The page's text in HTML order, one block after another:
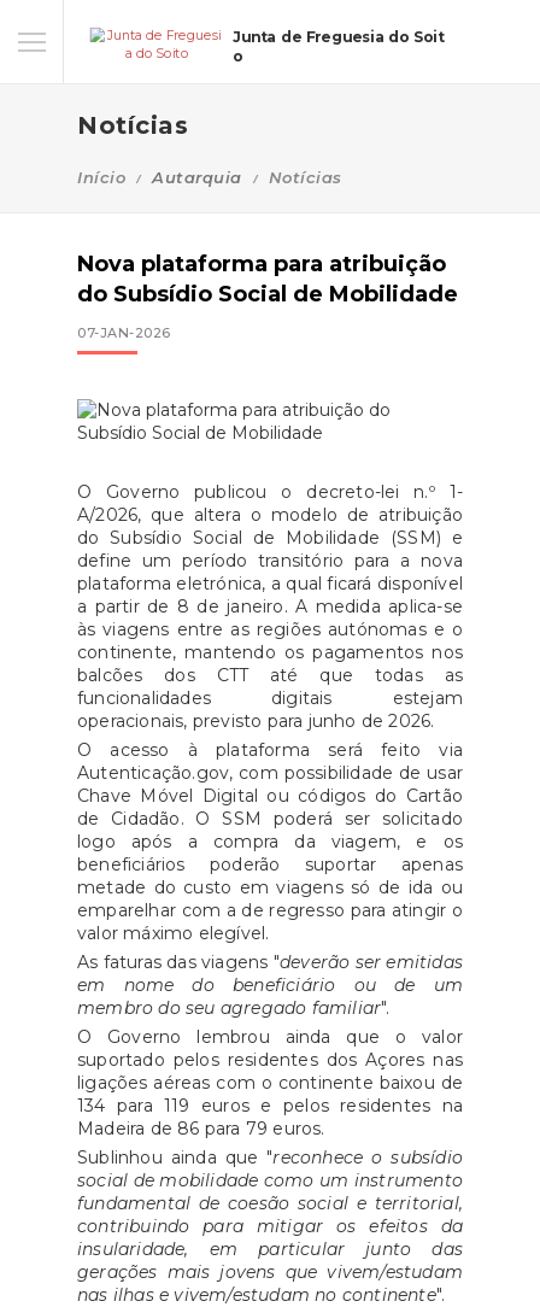
Junta de Freguesia do Soit
o
Notícias
Início Autarquia Notícias
Nova plataforma para atribuição
do Subsídio Social de Mobilidade
07-JAN-2026
O Governo publicou o decreto-lei n.º 1-
A/2026, que altera o modelo de atribuição
do Subsídio Social de Mobilidade (SSM) e
define um período transitório para a nova
plataforma eletrónica, a qual ficará disponível
a partir de 8 de janeiro. A medida aplica-se
às viagens entre as regiões autónomas e o
continente, mantendo os pagamentos nos
balcões dos CTT até que todas as
funcionalidades digitais estejam
operacionais, previsto para junho de 2026.
O acesso à plataforma será feito via
Autenticação.gov, com possibilidade de usar
Chave Móvel Digital ou códigos do Cartão
de Cidadão. O SSM poderá ser solicitado
logo após a compra da viagem, e os
beneficiários poderão suportar apenas
metade do custo em viagens só de ida ou
emparelhar com a de regresso para atingir o
valor máximo elegível.
As faturas das viagens "deverão ser emitidas
em nome do beneficiário ou de um
membro do seu agregado familiar".
O Governo lembrou ainda que o valor
suportado pelos residentes dos Açores nas
ligações aéreas com o continente baixou de
134 para 119 euros e pelos residentes na
Madeira de 86 para 79 euros.
Sublinhou ainda que "reconhece o subsídio
social de mobilidade como um instrumento
fundamental de coesão social e territorial,
contribuindo para mitigar os efeitos da
insularidade, em particular junto das
gerações mais jovens que vivem/estudam
nas ilhas e vivem/estudam no continente".